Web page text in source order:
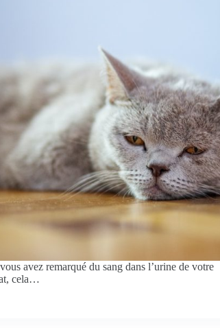
avez remarqué du sang dans l’urine de votre
cela…